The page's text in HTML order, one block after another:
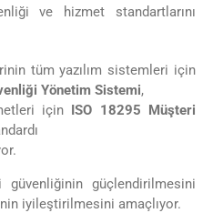
ve hizmet standartlarını
tüm yazılım sistemleri için
Yönetim Sistemi,
için ISO 18295 Müşteri
güçlendirilmesini
iyileştirilmesini amaçlıyor.